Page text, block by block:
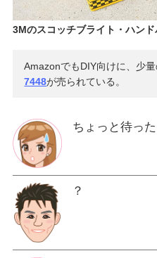
3Mのスコッチブライト・ハン
AmazonでもDIY向けに、少
7448が売られている。
ちょっと待った
？